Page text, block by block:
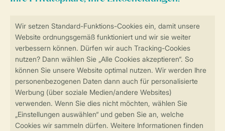
Sicherstellung Deiner Privatsphäre
Sicher und schnell zur Online-Buchung
Sichere Datenübertragung
Sicheres Bezahlen